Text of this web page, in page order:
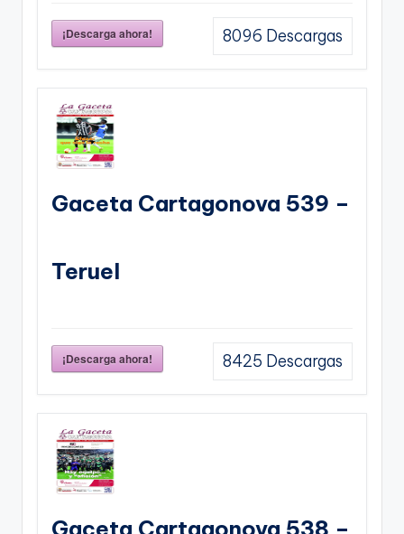
¡Descarga ahora! 8096 Descargas
Gaceta Cartagonova 539 –
Teruel
¡Descarga ahora! 8425 Descargas